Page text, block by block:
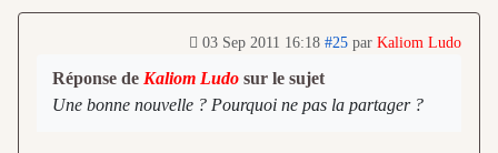
03 Sep 2011 16:18 #25 par Kaliom Ludo
Réponse de Kaliom Ludo sur le sujet
Une bonne nouvelle ? Pourquoi ne pas la partager ?